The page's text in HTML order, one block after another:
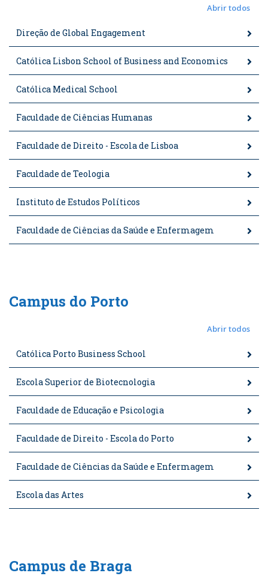
Abrir todos
Direção de Global Engagement
Católica Lisbon School of Business and Economics
Católica Medical School
Faculdade de Ciências Humanas
Faculdade de Direito - Escola de Lisboa
Faculdade de Teologia
Instituto de Estudos Políticos
Faculdade de Ciências da Saúde e Enfermagem
Campus do Porto
Abrir todos
Católica Porto Business School
Escola Superior de Biotecnologia
Faculdade de Educação e Psicologia
Faculdade de Direito - Escola do Porto
Faculdade de Ciências da Saúde e Enfermagem
Escola das Artes
Campus de Braga